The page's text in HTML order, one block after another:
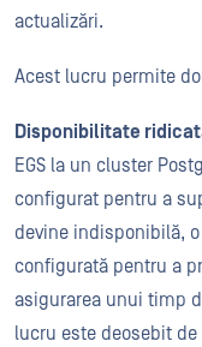
actualizări.
Acest lucru permite
Disponibilitate
EGS la un cluster
configurat pentru a
devine indisponibilă,
configurată pentru a
asigurarea unui timp
lucru este deosebit